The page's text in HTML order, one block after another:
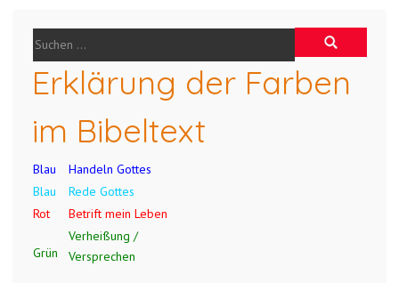
Erklärung der Farben
im Bibeltext
Blau
Handeln Gottes
Blau
Rede Gottes
Rot
Betrift mein Leben
Grün
Verheißung /
Versprechen